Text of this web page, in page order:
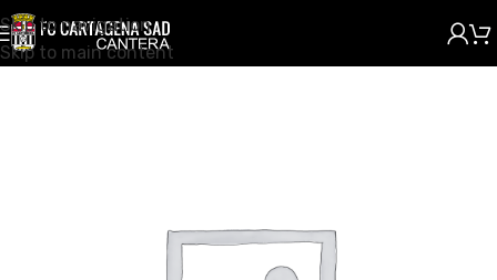
Skip to navigation
Skip to main content